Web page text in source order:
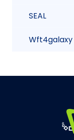
Social Wall
X-PLACES
SEAL
Wft4galaxy